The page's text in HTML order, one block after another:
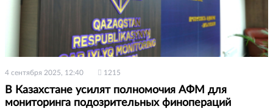
4 сентября 2025, 12:40 1215
В Казахстане усилят полномочия АФМ для
мониторинга подозрительных финопераций